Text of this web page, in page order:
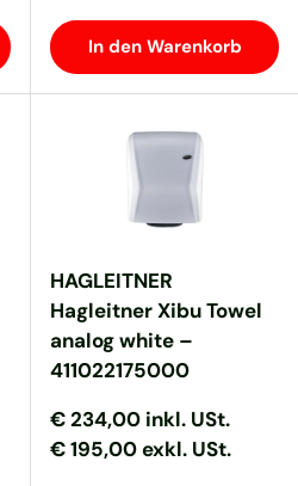
In den Warenkorb
HAGLEITNER
Hagleitner Xibu Towel
analog white –
411022175000
Normaler Preis
Normaler Preis
€ 234,00 inkl. USt.
€ 195,00 exkl. USt.